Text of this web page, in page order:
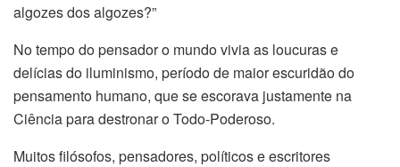
algozes dos algozes?”
No tempo do pensador o mundo vivia as loucuras e
delícias do iluminismo, período de maior escuridão do
pensamento humano, que se escorava justamente na
Ciência para destronar o Todo-Poderoso.
Muitos filósofos, pensadores, políticos e escritores